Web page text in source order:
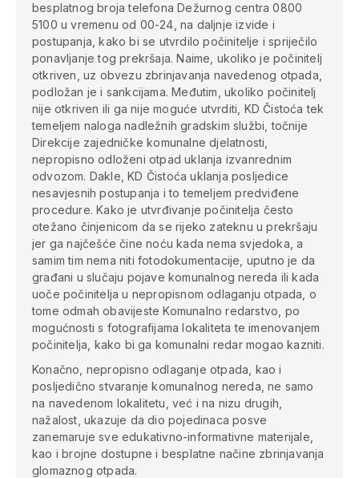
besplatnog broja telefona Dežurnog centra 0800
5100 u vremenu od 00-24, na daljnje izvide i
postupanja, kako bi se utvrdilo počinitelje i spriječilo
ponavljanje tog prekršaja. Naime, ukoliko je počinitelj
otkriven, uz obvezu zbrinjavanja navedenog otpada,
podložan je i sankcijama. Međutim, ukoliko počinitelj
nije otkriven ili ga nije moguće utvrditi, KD Čistoća tek
temeljem naloga nadležnih gradskim službi, točnije
Direkcije zajedničke komunalne djelatnosti,
nepropisno odloženi otpad uklanja izvanrednim
odvozom. Dakle, KD Čistoća uklanja posljedice
nesavjesnih postupanja i to temeljem predviđene
procedure. Kako je utvrđivanje počinitelja često
otežano činjenicom da se rijeko zateknu u prekršaju
jer ga najčešće čine noću kada nema svjedoka, a
samim tim nema niti fotodokumentacije, uputno je da
građani u slučaju pojave komunalnog nereda ili kada
uoče počinitelja u nepropisnom odlaganju otpada, o
tome odmah obavijeste Komunalno redarstvo, po
mogućnosti s fotografijama lokaliteta te imenovanjem
počinitelja, kako bi ga komunalni redar mogao kazniti.
Konačno, nepropisno odlaganje otpada, kao i
posljedično stvaranje komunalnog nereda, ne samo
na navedenom lokalitetu, već i na nizu drugih,
nažalost, ukazuje da dio pojedinaca posve
zanemaruje sve edukativno-informativne materijale,
kao i brojne dostupne i besplatne načine zbrinjavanja
glomaznog otpada.